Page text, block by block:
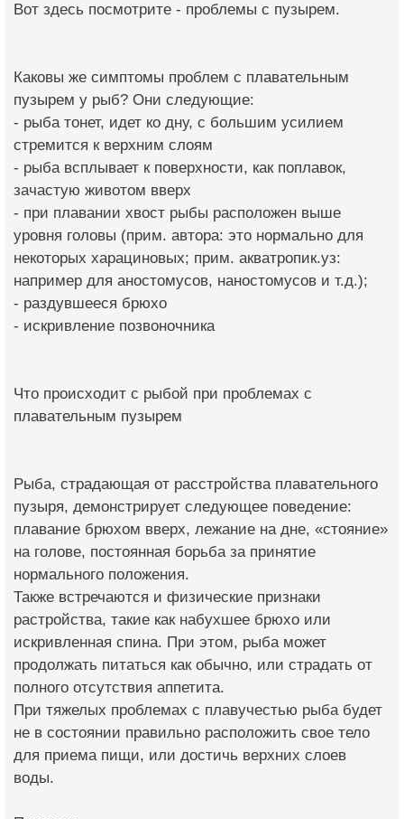
Вот здесь посмотрите - проблемы с пузырем.
Каковы же симптомы проблем с плавательным
пузырем у рыб? Они следующие:
- рыба тонет, идет ко дну, с большим усилием
стремится к верхним слоям
- рыба всплывает к поверхности, как поплавок,
зачастую животом вверх
- при плавании хвост рыбы расположен выше
уровня головы (прим. автора: это нормально для
некоторых харациновых; прим. акватропик.уз:
например для аностомусов, наностомусов и т.д.);
- раздувшееся брюхо
- искривление позвоночника
Что происходит с рыбой при проблемах с
плавательным пузырем
Рыба, страдающая от расстройства плавательного
пузыря, демонстрирует следующее поведение:
плавание брюхом вверх, лежание на дне, «стояние»
на голове, постоянная борьба за принятие
нормального положения.
Также встречаются и физические признаки
растройства, такие как набухшее брюхо или
искривленная спина. При этом, рыба может
продолжать питаться как обычно, или страдать от
полного отсутствия аппетита.
При тяжелых проблемах с плавучестью рыба будет
не в состоянии правильно расположить свое тело
для приема пищи, или достичь верхних слоев
воды.